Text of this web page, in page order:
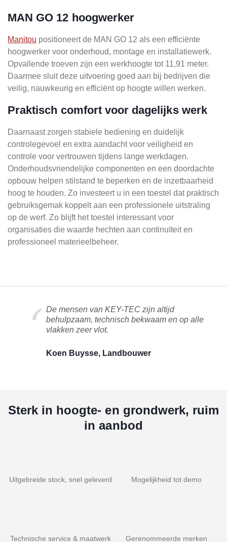
MAN GO 12 hoogwerker
Manitou positioneert de MAN GO 12 als een efficiënte
hoogwerker voor onderhoud, montage en installatiewerk.
Opvallende troeven zijn een werkhoogte tot 11,91 meter.
Daarmee sluit deze uitvoering goed aan bij bedrijven die
veilig, nauwkeurig en efficiënt op hoogte willen werken.
Praktisch comfort voor dagelijks werk
Daarnaast zorgen stabiele bediening en duidelijk
controlegevoel en extra aandacht voor veiligheid en
controle voor vertrouwen tijdens lange werkdagen.
Onderhoudsvriendelijke componenten en een doordachte
opbouw helpen stilstand te beperken en de inzetbaarheid
hoog te houden. Zo investeert u in een toestel dat praktisch
gebruiksgemak koppelt aan een professionele uitstraling
op de werf. Zo blijft het toestel interessant voor
organisaties die waarde hechten aan continuïteit en
professioneel materieelbeheer.
De mensen van KEY-TEC zijn altijd
behulpzaam, technisch bekwaam en op alle
vlakken zeer vlot.
Koen Buysse, Landbouwer
Sterk in hoogte- en grondwerk, ruim
in aanbod
Uitgebreide stock, snel geleverd Mogelijkheid tot demo
Technische service & maatwerk Gerenommeerde merken